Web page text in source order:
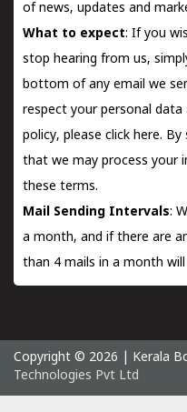
of news, updates and
What to expect: If you
stop hearing from us,
bottom of any email we
respect your personal data
policy, please click here. By
that we may process your
these terms.
Mail Sending Intervals:
a month, and if there are
than 4 mails in a month
Copyright © 2026 | Kerala
Technologies Pvt Ltd